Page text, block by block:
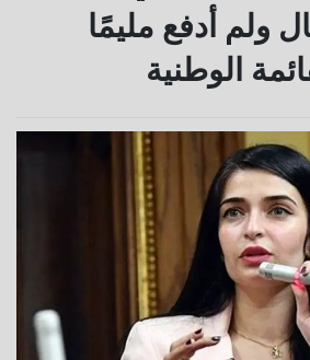
ولم أدفع مليمًا
الوطنية